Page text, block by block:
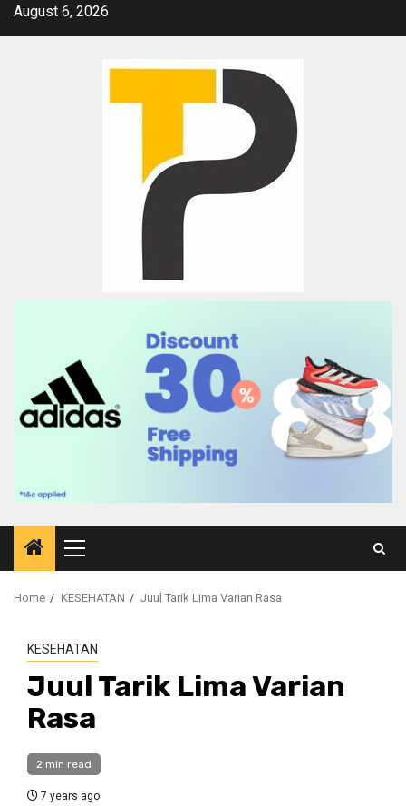
SkipAugust 6, 2026
Primary
Menu
Home KESEHATAN Juul Tarik Lima Varian Rasa
KESEHATAN
Juul Tarik Lima Varian
Rasa
2 min read
7 years ago